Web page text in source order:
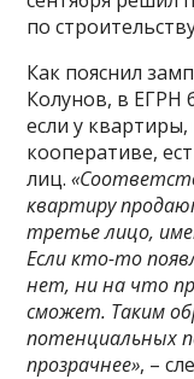
по
Как пояснил
Колунов, в ЕГРН
если у
кооперативе,
лиц.
квартиру
третье лицо,
Если кто-то
нет, ни на что
сможет. Таким
потенциальных
прозрачнее», –